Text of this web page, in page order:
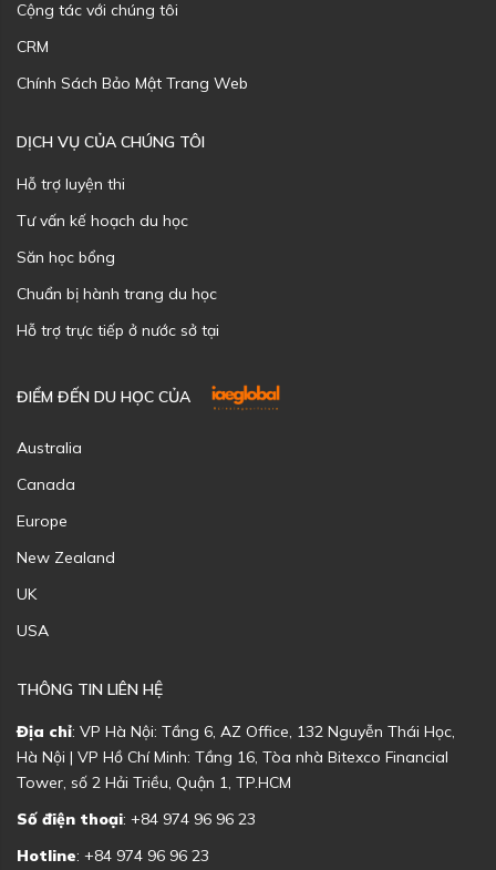
Cộng tác với chúng tôi
CRM
Chính Sách Bảo Mật Trang Web
DỊCH VỤ CỦA CHÚNG TÔI
Hỗ trợ luyện thi
Tư vấn kế hoạch du học
Săn học bổng
Chuẩn bị hành trang du học
Hỗ trợ trực tiếp ở nước sở tại
ĐIỂM ĐẾN DU HỌC CỦA
Australia
Canada
Europe
New Zealand
UK
USA
THÔNG TIN LIÊN HỆ
Địa chỉ: VP Hà Nội: Tầng 6, AZ Office, 132 Nguyễn Thái Học,
Hà Nội | VP Hồ Chí Minh: Tầng 16, Tòa nhà Bitexco Financial
Tower, số 2 Hải Triều, Quận 1, TP.HCM
Số điện thoại: +84 974 96 96 23
Hotline: +84 974 96 96 23